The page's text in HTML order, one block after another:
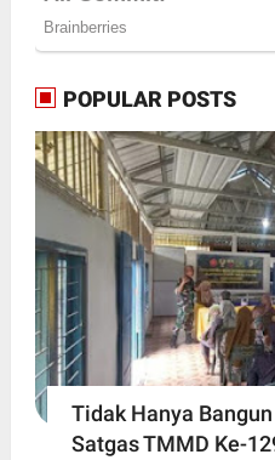
POPULAR POSTS
Tidak Hanya
Satgas TMMD Ke-